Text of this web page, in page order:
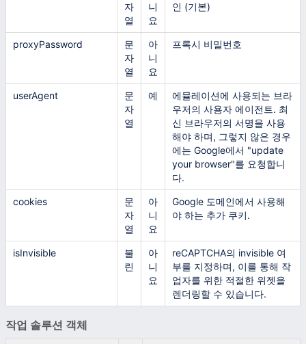
자
열
니
요
인 (기본)
proxyPassword
문
자
열
아
니
요
프록시 비밀번호
userAgent
문
자
열
예
에뮬레이션에 사용되는 브라
우저의 사용자 에이전트. 최
신 브라우저의 서명을 사용
해야 하며, 그렇지 않은 경우
에는 Google에서 "update
your browser"를 요청합니
다.
cookies
문
자
열
아
니
요
Google 도메인에서 사용해
야 하는 추가 쿠키.
isInvisible
불
린
아
니
요
reCAPTCHA의 invisible 여
부를 지정하며, 이를 통해 작
업자를 위한 적절한 위젯을
렌더링할 수 있습니다.
작업 솔루션 객체